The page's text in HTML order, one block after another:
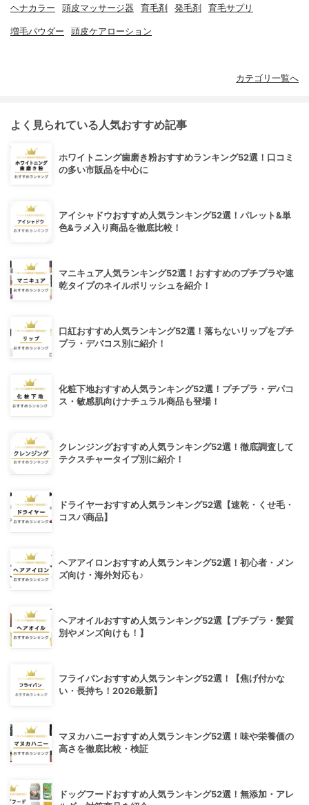
ヘナカラー 頭皮マッサージ器 育毛剤 発毛剤 育毛サプリ
増毛パウダー 頭皮ケアローション
カテゴリ一覧へ
よく見られている人気おすすめ記事
ホワイトニング歯磨き粉おすすめランキング52選！口コミ
の多い市販品を中心に
アイシャドウおすすめ人気ランキング52選！パレット&単
色&ラメ入り商品を徹底比較！
マニキュア人気ランキング52選！おすすめのプチプラや速
乾タイプのネイルポリッシュを紹介！
口紅おすすめ人気ランキング52選！落ちないリップをプチ
プラ・デパコス別に紹介！
化粧下地おすすめ人気ランキング52選！プチプラ・デパコ
ス・敏感肌向けナチュラル商品も登場！
クレンジングおすすめ人気ランキング52選！徹底調査して
テクスチャータイプ別に紹介！
ドライヤーおすすめ人気ランキング52選【速乾・くせ毛・
コスパ商品】
ヘアアイロンおすすめ人気ランキング52選！初心者・メン
ズ向け・海外対応も♪
ヘアオイルおすすめ人気ランキング52選【プチプラ・髪質
別やメンズ向けも！】
フライパンおすすめ人気ランキング52選！【焦げ付かな
い・長持ち！2026最新】
マヌカハニーおすすめ人気ランキング52選！味や栄養価の
高さを徹底比較・検証
ドッグフードおすすめ人気ランキング52選！無添加・アレ